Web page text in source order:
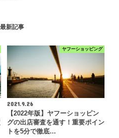
新記事
ヤフーショッピング
2021.9.26
【2022年版】ヤフーショッピン
グの出店審査を通す！重要ポイン
トを5分で徹底…